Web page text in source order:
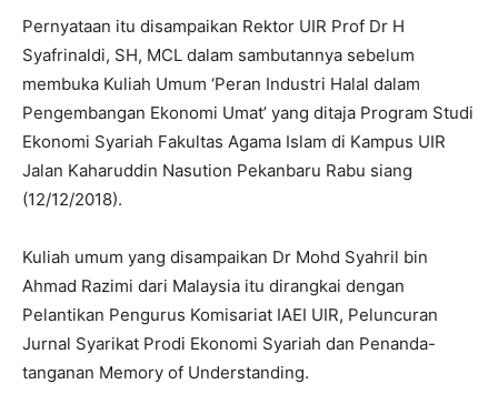
Pernyataan itu disampaikan Rektor UIR Prof Dr H
Syafrinaldi, SH, MCL dalam sambutannya sebelum
membuka Kuliah Umum ‘Peran Industri Halal dalam
Pengembangan Ekonomi Umat’ yang ditaja Program Studi
Ekonomi Syariah Fakultas Agama Islam di Kampus UIR
Jalan Kaharuddin Nasution Pekanbaru Rabu siang
(12/12/2018).
Kuliah umum yang disampaikan Dr Mohd Syahril bin
Ahmad Razimi dari Malaysia itu dirangkai dengan
Pelantikan Pengurus Komisariat IAEI UIR, Peluncuran
Jurnal Syarikat Prodi Ekonomi Syariah dan Penanda-
tanganan Memory of Understanding.